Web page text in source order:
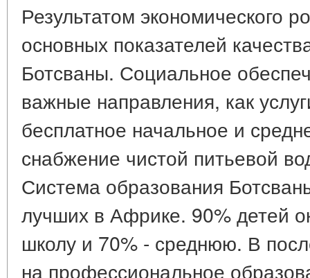
Результатом экономического
основных показателей
Ботсваны. Социальное
важные направления, как
бесплатное начальное и
снабжение чистой питьевой
Система образования
лучших в Африке. 90% детей
школу и 70% - среднюю. В
на профессиональное